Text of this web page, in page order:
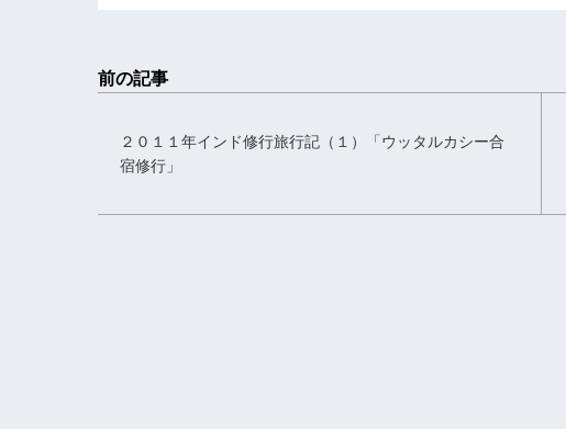
前の記事
２０１１年インド修行旅行記（１）「ウッタルカシー合
宿修行」